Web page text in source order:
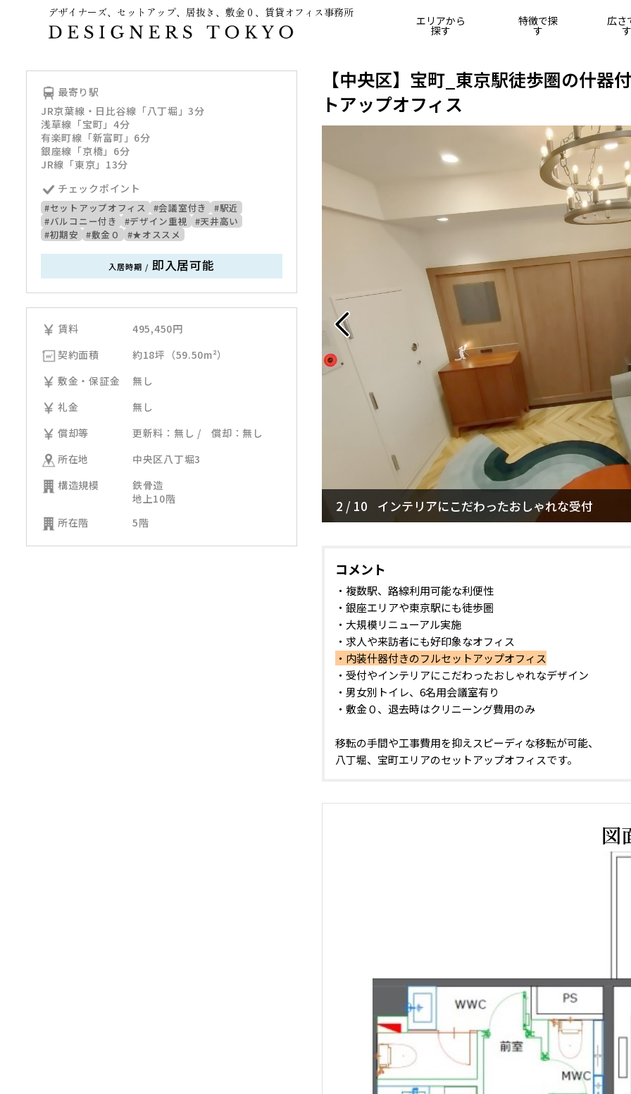
デザイナーズ、セットアップ、居抜き、敷金０、賃貸オフィス事務所
エリアから
探す
特徴で探
す
広さ
す
【中央区】宝町_東京駅徒歩圏の什器
トアップオフィス
2 / 10 インテリアにこだわったおしゃれな受付
3 / 10 6名用会議室
コメント
・複数駅、路線利用可能な利便性
・銀座エリアや東京駅にも徒歩圏
・大規模リニューアル実施
・求人や来訪者にも好印象なオフィス
・内装什器付きのフルセットアップオフィス
・受付やインテリアにこだわったおしゃれなデザイン
・男女別トイレ、6名用会議室有り
・敷金０、退去時はクリニーング費用のみ
移転の手間や工事費用を抑えスピーディな移転が可能、
八丁堀、宝町エリアのセットアップオフィスです。
図
最寄り駅
JR京葉線・日比谷線「八丁堀」3分
浅草線「宝町」4分
有楽町線「新富町」6分
銀座線「京橋」6分
JR線「東京」13分
チェックポイント
#セットアップオフィス #会議室付き
#駅近
#バルコニー付き
#デザイン重視
#天井高い
#初期安
#敷金０ #★オススメ
入居時期 / 即入居可能
賃料 495,450円
契約面積
約18坪（59.50m²）
敷金・保証金
無し
礼金
無し
償却等
更新料：無し / 償却：無し
所在地
中央区八丁堀3
構造規模
鉄骨造
地上10階
所在階
5階